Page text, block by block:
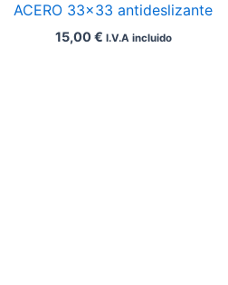
ACERO 33×33 antideslizante
15,00€ I.V.A incluido